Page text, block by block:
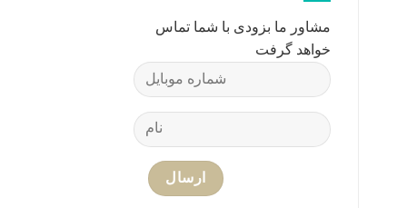
مشاور ما بزودی با شما تماس
خواهد گرفت